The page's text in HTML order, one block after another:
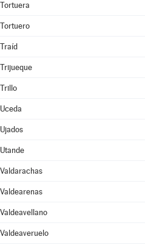
Tortuera
Tortuero
Traíd
Trijueque
Trillo
Uceda
Ujados
Utande
Valdarachas
Valdearenas
Valdeavellano
Valdeaveruelo